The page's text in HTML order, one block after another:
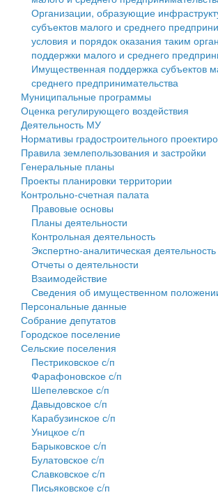
Оценка регулирующего воздействия
Деятельность МУ
Нормативы градостроительного
Правила землепользования и застройки
Генеральные планы
Проекты планировки территории
Собрание депутатов
Городское поселение
Сельские поселения
Организации, образующие
субъектов малого и среднего
условия и порядок оказания таким
поддержки малого и среднего
Имущественная поддержка субъектов
среднего предпринимательства
Муниципальные программы
Оценка регулирующего воздействия
Деятельность МУ
Нормативы градостроительного
Правила землепользования и застройки
Генеральные планы
Проекты планировки территории
Контрольно-счетная палата
Правовые основы
Планы деятельности
Контрольная деятельность
Экспертно-аналитическая деятельность
Отчеты о деятельности
Взаимодействие
Сведения об имущественном
Персональные данные
Собрание депутатов
Городское поселение
Сельские поселения
Пестриковское с/п
Фарафоновское с/п
Шепелевское с/п
Давыдовское с/п
Карабузинское с/п
Уницкое с/п
Барыковское с/п
Булатовское с/п
Славковское с/п
Письяковское с/п